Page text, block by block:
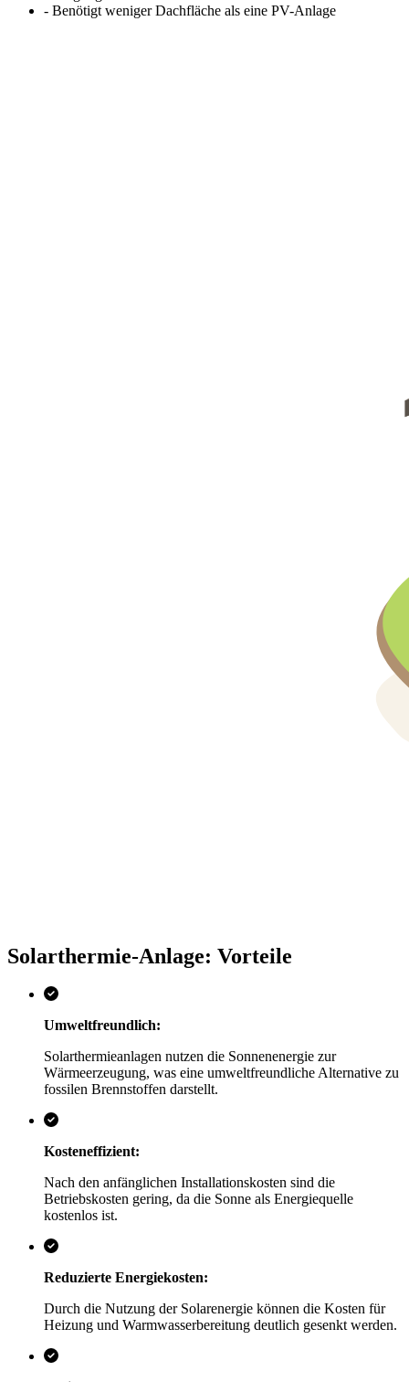
- Benötigt weniger Dachfläche als eine PV-Anlage
Solarthermie-Anlage: Vorteile
Umweltfreundlich:
Solarthermieanlagen nutzen die Sonnenenergie zur
Wärmeerzeugung, was eine umweltfreundliche Alternative zu
fossilen Brennstoffen darstellt.
Kosteneffizient:
Nach den anfänglichen Installationskosten sind die
Betriebskosten gering, da die Sonne als Energiequelle
kostenlos ist.
Reduzierte Energiekosten:
Durch die Nutzung der Solarenergie können die Kosten für
Heizung und Warmwasserbereitung deutlich gesenkt werden.